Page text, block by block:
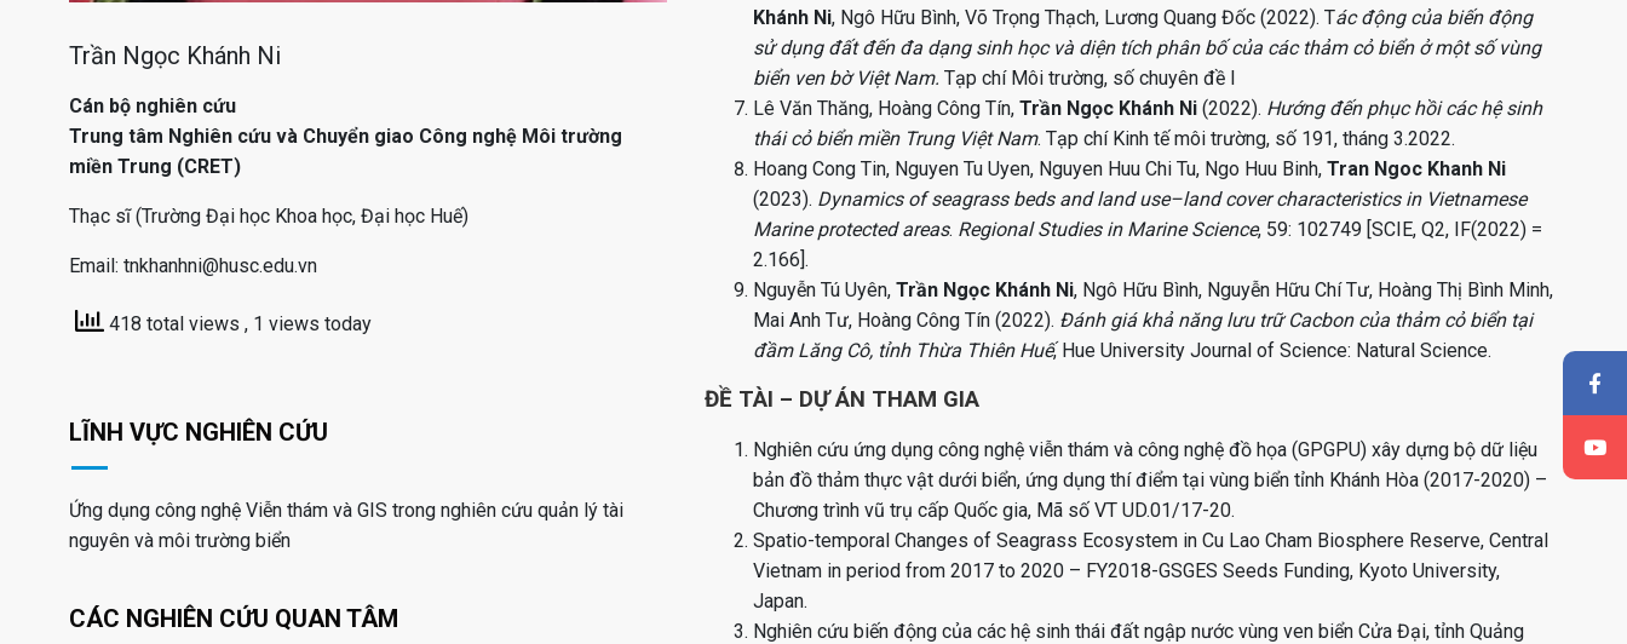
Trần Ngọc Khánh Ni
Cán bộ nghiên cứu
Trung tâm Nghiên cứu và Chuyển giao Công nghệ Môi trường
miền Trung (CRET)
Thạc sĩ (Trường Đại học Khoa học, Đại học Huế)
Email: tnkhanhni@husc.edu.vn
418 total views , 1 views today
LĨNH VỰC NGHIÊN CỨU
Ứng dụng công nghệ Viễn thám và GIS trong nghiên cứu quản lý tài
nguyên và môi trường biển
CÁC NGHIÊN CỨU QUAN TÂM
Khánh Ni, Ngô Hữu Bình, Võ Trọng Thạch, Lương Quang Đốc (2022). Tác động của biến động
sử dụng đất đến đa dạng sinh học và diện tích phân bố của các thảm cỏ biển ở một số vùng
biển ven bờ Việt Nam. Tạp chí Môi trường, số chuyên đề I
Lê Văn Thăng, Hoàng Công Tín, Trần Ngọc Khánh Ni (2022). Hướng đến phục hồi các hệ sinh
thái cỏ biển miền Trung Việt Nam. Tạp chí Kinh tế môi trường, số 191, tháng 3.2022.
Hoang Cong Tin, Nguyen Tu Uyen, Nguyen Huu Chi Tu, Ngo Huu Binh, Tran Ngoc Khanh Ni
(2023). Dynamics of seagrass beds and land use–land cover characteristics in Vietnamese
Marine protected areas. Regional Studies in Marine Science, 59: 102749 [SCIE, Q2, IF(2022) =
2.166].
Nguyễn Tú Uyên, Trần Ngọc Khánh Ni, Ngô Hữu Bình, Nguyễn Hữu Chí Tư, Hoàng Thị Bình Minh,
Mai Anh Tư, Hoàng Công Tín (2022). Đánh giá khả năng lưu trữ Cacbon của thảm cỏ biển tại
đầm Lăng Cô, tỉnh Thừa Thiên Huế, Hue University Journal of Science: Natural Science.
ĐỀ TÀI – DỰ ÁN THAM GIA
Nghiên cứu ứng dụng công nghệ viễn thám và công nghệ đồ họa (GPGPU) xây dựng bộ dữ liệu
bản đồ thảm thực vật dưới biển, ứng dụng thí điểm tại vùng biển tỉnh Khánh Hòa (2017-2020) –
Chương trình vũ trụ cấp Quốc gia, Mã số VT UD.01/17-20.
Spatio-temporal Changes of Seagrass Ecosystem in Cu Lao Cham Biosphere Reserve, Central
Vietnam in period from 2017 to 2020 – FY2018-GSGES Seeds Funding, Kyoto University,
Japan.
Nghiên cứu biến động của các hệ sinh thái đất ngập nước vùng ven biển Cửa Đại, tỉnh Quảng